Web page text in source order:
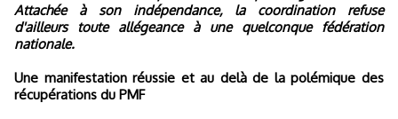
Attachée à son indépendance, la coordination refuse
d'ailleurs toute allégeance à une quelconque fédération
nationale.
Une manifestation réussie et au delà de la polémique des
récupérations du PMF